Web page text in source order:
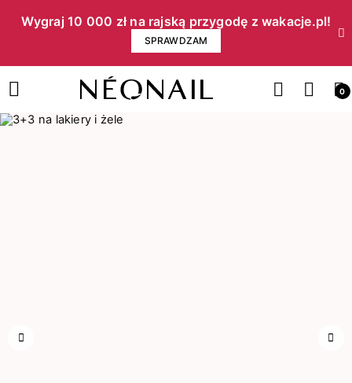
Wygraj 10 000 zł na rajską przygodę z wakacje.pl!​
SPRAWDZAM
0